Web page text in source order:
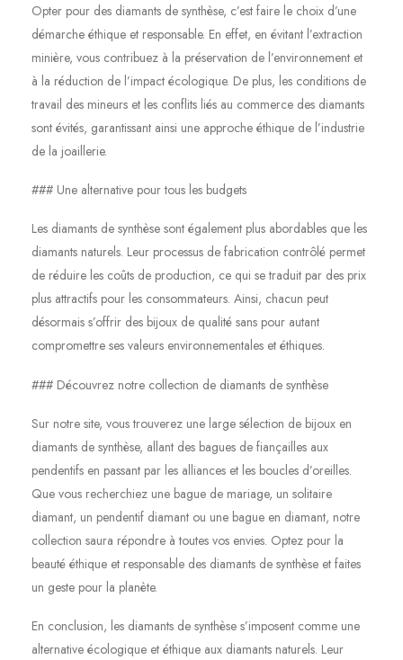
Opter pour des diamants de synthèse, c’est faire le choix d’une
démarche éthique et responsable. En effet, en évitant l’extraction
minière, vous contribuez à la préservation de l’environnement et
à la réduction de l’impact écologique. De plus, les conditions de
travail des mineurs et les conflits liés au commerce des diamants
sont évités, garantissant ainsi une approche éthique de l’industrie
de la joaillerie.
### Une alternative pour tous les budgets
Les diamants de synthèse sont également plus abordables que les
diamants naturels. Leur processus de fabrication contrôlé permet
de réduire les coûts de production, ce qui se traduit par des prix
plus attractifs pour les consommateurs. Ainsi, chacun peut
désormais s’offrir des bijoux de qualité sans pour autant
compromettre ses valeurs environnementales et éthiques.
### Découvrez notre collection de diamants de synthèse
Sur notre site, vous trouverez une large sélection de bijoux en
diamants de synthèse, allant des bagues de fiançailles aux
pendentifs en passant par les alliances et les boucles d’oreilles.
Que vous recherchiez une bague de mariage, un solitaire
diamant, un pendentif diamant ou une bague en diamant, notre
collection saura répondre à toutes vos envies. Optez pour la
beauté éthique et responsable des diamants de synthèse et faites
un geste pour la planète.
En conclusion, les diamants de synthèse s’imposent comme une
alternative écologique et éthique aux diamants naturels. Leur